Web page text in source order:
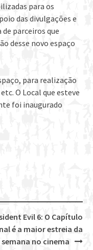
para os
das divulgações e
parceiros que
desse novo espaço
para realização
O Local que esteve
foi inaugurado
Evil 6: O Capítulo
é a maior estreia da
semana no cinema